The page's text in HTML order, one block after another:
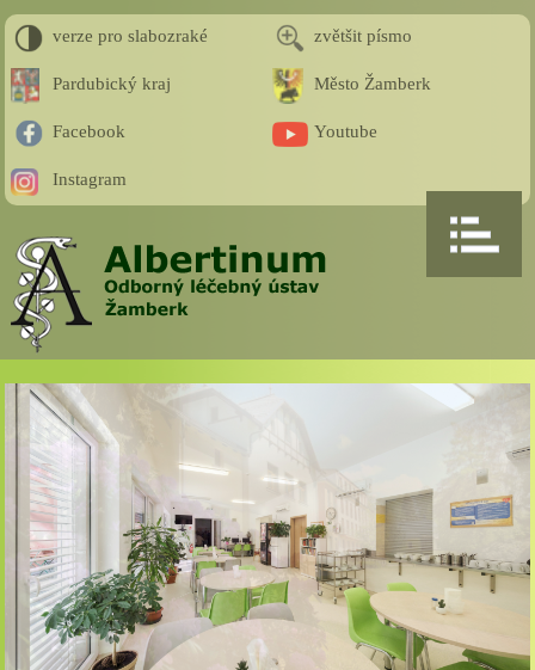
verze pro slabozraké zvětšit písmo
Pardubický kraj Město Žamberk
Facebook Youtube
Instagram